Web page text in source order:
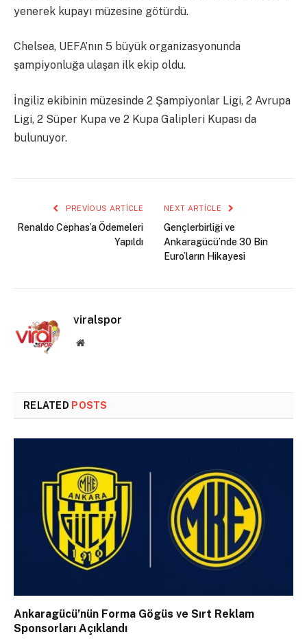
yenerek kupayı müzesine götürdü.
Chelsea, UEFA’nın 5 büyük organizasyonunda
şampiyonluğa ulaşan ilk ekip oldu.
İngiliz ekibinin müzesinde 2 Şampiyonlar Ligi, 2 Avrupa
Ligi, 2 Süper Kupa ve 2 Kupa Galipleri Kupası da
bulunuyor.
PREVIOUS ARTICLE
Renaldo Cephas’a Ödemeleri
Yapıldı
NEXT ARTICLE
Gençlerbirliği ve
Ankaragücü’nde 30 Bin
Euro’ların Hikayesi
viralspor
Website
RELATED POSTS
Ankaragücü’nün Forma Gögüs ve Sırt Reklam
Sponsorları Açıklandı